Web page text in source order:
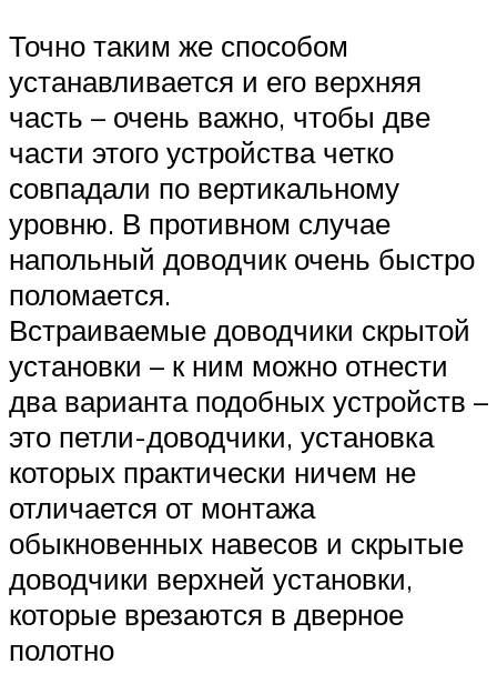
Точно таким же способом
устанавливается и его верхняя
часть – очень важно, чтобы две
части этого устройства четко
совпадали по вертикальному
уровню. В противном случае
напольный доводчик очень быстро
поломается.
Встраиваемые доводчики скрытой
установки – к ним можно отнести
два варианта подобных устройств –
это петли-доводчики, установка
которых практически ничем не
отличается от монтажа
обыкновенных навесов и скрытые
доводчики верхней установки,
которые врезаются в дверное
полотно